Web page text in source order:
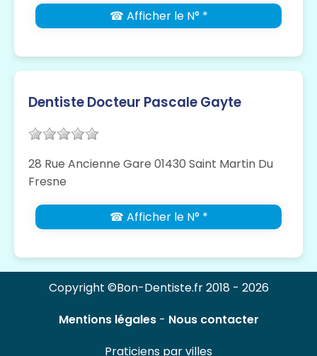
☎ Afficher le N° *
Dentiste Docteur Pascale Gayte
28 Rue Ancienne Gare 01430 Saint Martin Du
Fresne
☎ Afficher le N° *
Copyright ©Bon-Dentiste.fr 2018 - 2026
Mentions légales- Nous contacter
Praticiens par villes